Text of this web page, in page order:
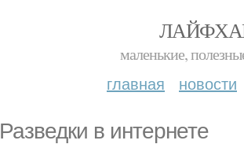
маленькие,
главная новости
Разведки в интернете